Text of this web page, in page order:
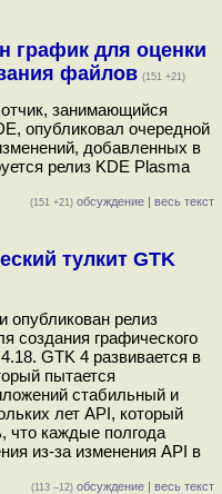
график для оценки
файлов (151 +21)
занимающийся
опубликовал очередной
добавленных в
релиз KDE Plasma
(151 +21) обсуждение | весь текст
тулкит GTK
опубликован релиз
создания графического
GTK 4 развивается в
пытается
стабильный и
лет API, который
что каждые полгода
из-за изменения API в
(113 –12) обсуждение | весь текст